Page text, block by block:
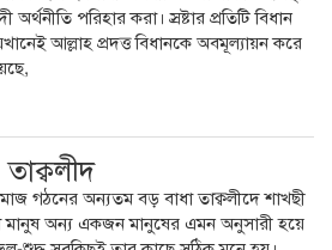
পরিহার করা। স্রষ্টার প্রতিটি বিধান
আল্লাহ প্রদত্ত বিধানকে অবমূল্যায়ন করে
গঠনের অন্যতম বড় বাধা তাক্বলীদে শাখছী
মানুষ অন্য একজন মানুষের এমন অনুসারী হয়ে